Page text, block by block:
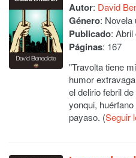
Autor: David
Género: Novela
Publicado: Abril
Páginas: 167
"Travolta tiene
humor
el delirio febril
yonqui,
payaso. (Seguir